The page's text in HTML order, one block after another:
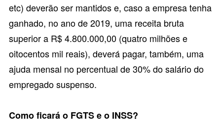
etc) deverão ser mantidos e, caso a empresa tenha
ganhado, no ano de 2019, uma receita bruta
superior a R$ 4.800.000,00 (quatro milhões e
oitocentos mil reais), deverá pagar, também, uma
ajuda mensal no percentual de 30% do salário do
empregado suspenso.
Como ficará o FGTS e o INSS?